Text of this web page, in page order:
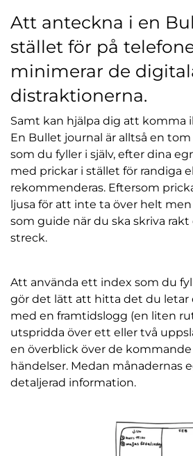
Att anteckna i en
stället för på
minimerar de
distraktionerna.
Samt kan hjälpa dig att komma
En Bullet journal är alltså en
som du fyller i själv, efter dina
med prickar i stället för randiga
rekommenderas. Eftersom
ljusa för att inte ta över helt men
som guide när du ska skriva rakt
streck.
Att använda ett index som du
gör det lätt att hitta det du letar
med en framtidslogg (en liten
utspridda över ett eller två
en överblick över de
händelser. Medan månadernas
detaljerad information.